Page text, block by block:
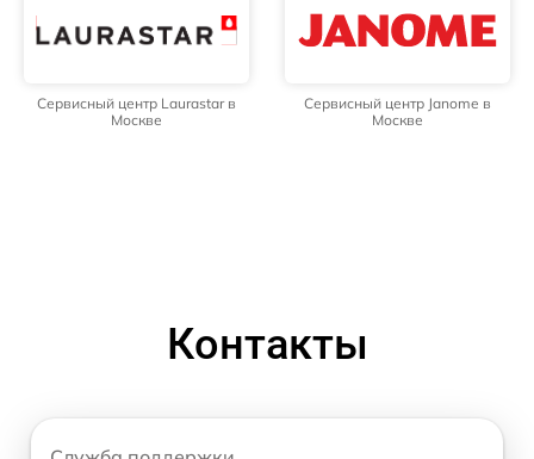
Сервисный центр Laurastar в
Москве
Сервисный центр Janome в
Москве
Контакты